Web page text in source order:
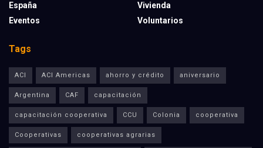
España
Eventos
Vivienda
Voluntarios
Tags
ACI ACI Americas ahorro y crédito aniversario
Argentina CAF capacitación
capacitación cooperativa CCU Colonia cooperativa
Cooperativas cooperativas agrarias